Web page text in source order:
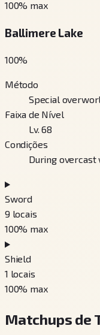
100% max
Ballimere Lake
100%
Método
Special
Faixa de Nível
Lv. 68
Condições
During overcast
Sword
9 locais
100% max
Shield
1 locais
100% max
Matchups de